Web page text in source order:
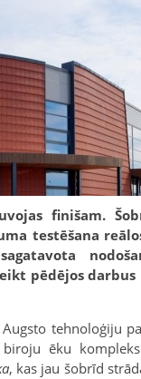
finišam.
testēšana
pēdējos darbus
tehnoloģiju
ēku
, kas jau šobrīd